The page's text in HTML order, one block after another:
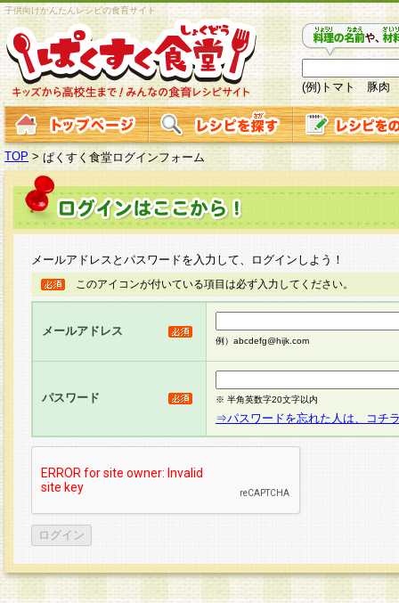
子供向けかんたんレシピの食育サイト
(例)トマト 豚肉
TOP > ぱくすく食堂ログインフォーム
メールアドレスとパスワードを入力して、ログインしよう！
このアイコンが付いている項目は必ず入力してください。
メールアドレス
例）abcdefg@hijk.com
パスワード ※ 半角英数字20文字以内
⇒パスワードを忘れた人は、コチ